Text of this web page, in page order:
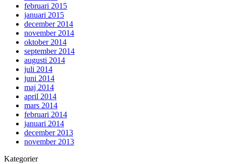
februari 2015
januari 2015
december 2014
november 2014
oktober 2014
september 2014
augusti 2014
juli 2014
juni 2014
maj 2014
april 2014
mars 2014
februari 2014
januari 2014
december 2013
november 2013
Kategorier